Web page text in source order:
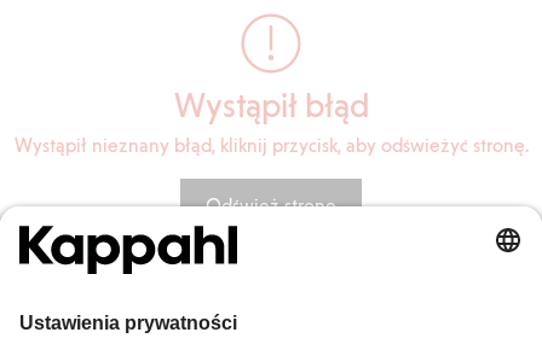
Wystąpił błąd
Wystąpił nieznany błąd, kliknij przycisk, aby odświeżyć stronę.
Odśwież stronę